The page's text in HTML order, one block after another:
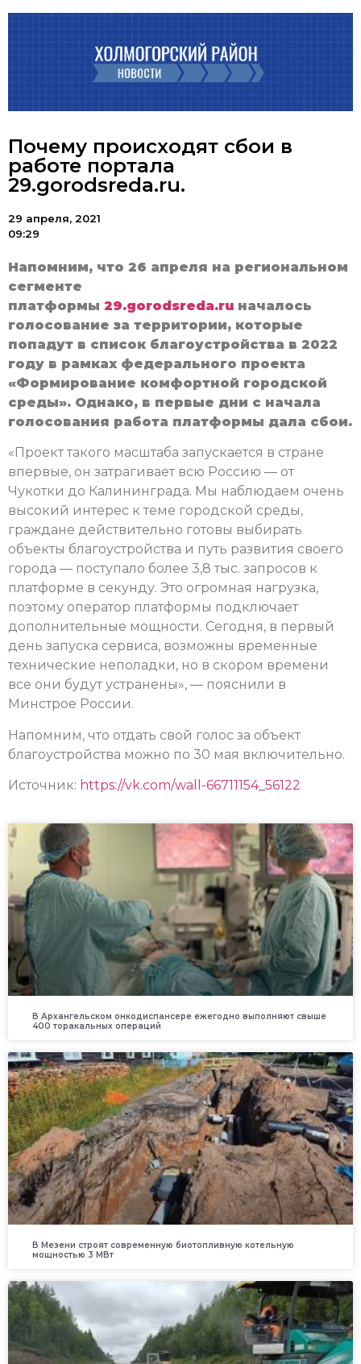
Почему происходят сбои в
работе портала
29.gorodsreda.ru.
29 апреля, 2021
09:29
Напомним, что 26 апреля на региональном
сегменте
платформы 29.gorodsreda.ru началось
голосование за территории, которые
попадут в список благоустройства в 2022
году в рамках федерального проекта
«Формирование комфортной городской
среды». Однако, в первые дни с начала
голосования работа платформы дала сбои.
«Проект такого масштаба запускается в стране
впервые, он затрагивает всю Россию — от
Чукотки до Калининграда. Мы наблюдаем очень
высокий интерес к теме городской среды,
граждане действительно готовы выбирать
объекты благоустройства и путь развития своего
города — поступало более 3,8 тыс. запросов к
платформе в секунду. Это огромная нагрузка,
поэтому оператор платформы подключает
дополнительные мощности. Сегодня, в первый
день запуска сервиса, возможны временные
технические неполадки, но в скором времени
все они будут устранены», — пояснили в
Минстрое России.
Напомним, что отдать свой голос за объект
благоустройства можно по 30 мая включительно.
Источник: https://vk.com/wall-66711154_56122
В Архангельском онкодиспансере ежегодно выполняют свыше
400 торакальных операций
В Мезени строят современную биотопливную котельную
мощностью 3 МВт